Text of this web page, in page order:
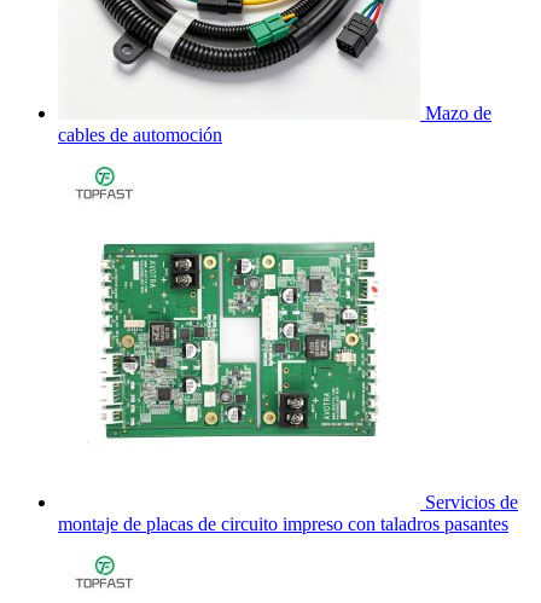
Mazo de
cables de automoción
Servicios de
montaje de placas de circuito impreso con taladros pasantes